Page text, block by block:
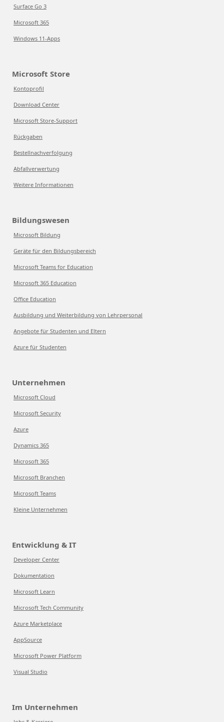
Surface Go 3
Microsoft 365
Windows 11-Apps
Microsoft Store
Kontoprofil
Download Center
Microsoft Store-Support
Rückgaben
Bestellnachverfolgung
Abfallverwertung
Weitere Informationen
Bildungswesen
Microsoft Bildung
Geräte für den Bildungsbereich
Microsoft Teams for Education
Microsoft 365 Education
Office Education
Ausbildung und Weiterbildung von Lehrpersonal
Angebote für Studenten und Eltern
Azure für Studenten
Unternehmen
Microsoft Cloud
Microsoft Security
Azure
Dynamics 365
Microsoft 365
Microsoft Branchen
Microsoft Teams
Kleine Unternehmen
Entwicklung & IT
Developer Center
Dokumentation
Microsoft Learn
Microsoft Tech Community
Azure Marketplace
AppSource
Microsoft Power Platform
Visual Studio
Im Unternehmen